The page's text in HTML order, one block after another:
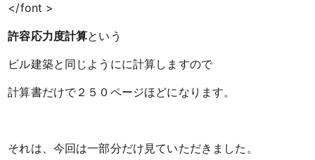
</font >
許容応力度計算という
ビル建築と同じようにに計算しますので
計算書だけで２５０ページほどになります。
それは、今回は一部分だけ見ていただきました。